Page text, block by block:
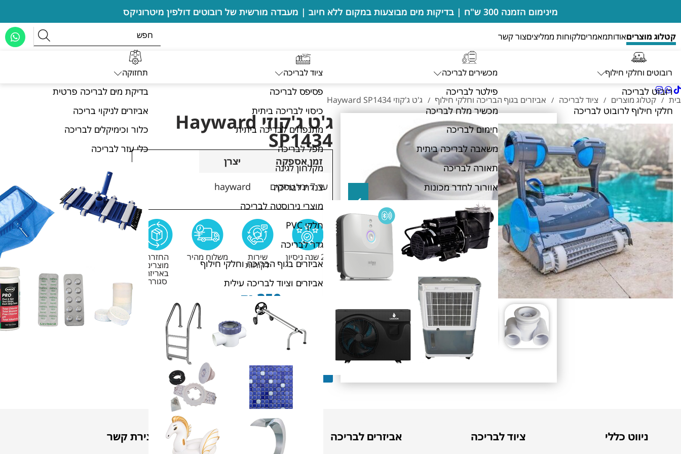
מינימום הזמנה 300 ש"ח | בדיקות מים מבוצעות במקום ללא חיוב | מעבדה מורשית של רובוטים דולפין מיטרוניקס
קטלוג מוצריםאודותמאמריםלקוחות ממליציםצור קשר
רובוטים וחלקי חילוף
רובוט לבריכה
חלקי חילוף לרובוט לבריכה
מכשירים לבריכה
פילטר לבריכה
מכשיר מלח לבריכה
חימום לבריכה
משאבה לבריכה ביתית
תאורה לבריכה
אוורור לחדר מכונות
ציוד לבריכה
פסיפס לבריכה
כיסוי לבריכה ביתית
מתנפחים לבריכה ביתית
מפל לבריכה
מקלחון לגינה
צנרת לבריכה
מוצרי נירוסטה לבריכה
חלקי PVC
גדר לבריכה
אביזרים בגוף הבריכה וחלקי חילוף
אביזרים וציוד לבריכה עילית
תחזוקה
בדיקת מים לבריכה פרטית
אביזרים לניקוי בריכה
כלור וכימיקלים לבריכה
כלי עזר לבריכה
בית / קטלוג מוצרים / ציוד לבריכה / אביזרים בגוף הבריכה וחלקי חילוף / ג'ט ג'קוזי Hayward SP1434
ג'ט ג'קוזי Hayward
SP1434
זמן אספקה
עד 7 ימי עסקים
יצרן
hayward
20 שנה ניסיון שירות
לקוחות
משלוח מהיר החזרת
מוצרים
באריזה
סגורה
350
₪
הוסף לסל
ניווט כללי ציוד לבריכה אביזרים לבריכה תחזוקה יצירת קשר